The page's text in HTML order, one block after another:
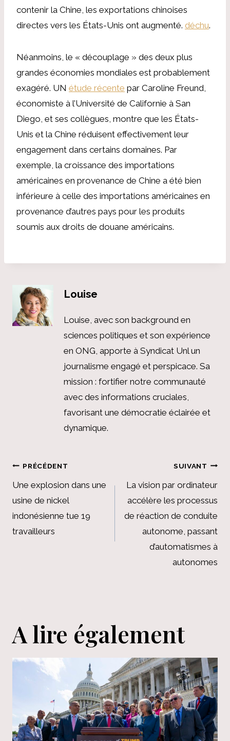
contenir la Chine, les exportations chinoises
directes vers les États-Unis ont augmenté. déchu.
Néanmoins, le « découplage » des deux plus
grandes économies mondiales est probablement
exagéré. UN étude récente par Caroline Freund,
économiste à l’Université de Californie à San
Diego, et ses collègues, montre que les États-
Unis et la Chine réduisent effectivement leur
engagement dans certains domaines. Par
exemple, la croissance des importations
américaines en provenance de Chine a été bien
inférieure à celle des importations américaines en
provenance d’autres pays pour les produits
soumis aux droits de douane américains.
Louise
Louise, avec son background en
sciences politiques et son expérience
en ONG, apporte à Syndicat Unl un
journalisme engagé et perspicace. Sa
mission : fortifier notre communauté
avec des informations cruciales,
favorisant une démocratie éclairée et
dynamique.
Navigation
de
l’article
PRÉCÉDENT
Une explosion dans une
usine de nickel
indonésienne tue 19
travailleurs
SUIVANT
La vision par ordinateur
accélère les processus
de réaction de conduite
autonome, passant
d’automatismes à
autonomes
A lire également